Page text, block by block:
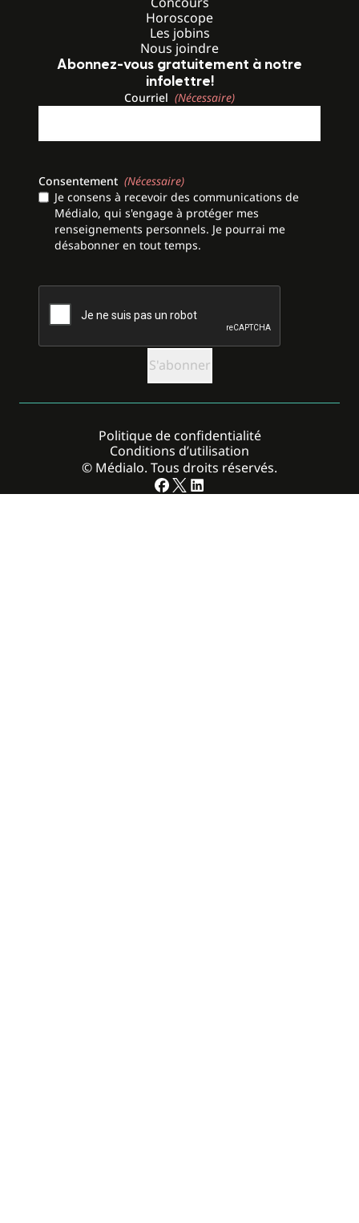
Horoscope
Les jobins
Nous joindre
Abonnez-vous gratuitement à notre
infolettre!
Courriel (Nécessaire)
Consentement (Nécessaire)
Je consens à recevoir des communications de
Médialo, qui s'engage à protéger mes
renseignements personnels. Je pourrai me
désabonner en tout temps.
CAPTCHA
© Médialo. Tous droits réservés.
Politique de confidentialité
Conditions d’utilisation